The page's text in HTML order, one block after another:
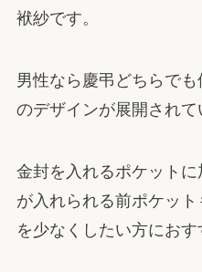
袱紗です。
男性なら慶弔どちらで
のデザインが展開されて
金封を入れるポケット
が入れられる前ポケッ
を少なくしたい方におす